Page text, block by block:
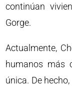
continúan
Gorge.
Actualmente,
humanos más
única. De